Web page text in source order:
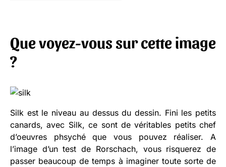
Que voyez-vous sur cette image
?
Silk est le niveau au dessus du dessin. Fini les petits
canards, avec Silk, ce sont de véritables petits chef
d’oeuvres phsyché que vous pouvez réaliser. A
l’image d’un test de Rorschach, vous risquerez de
passer beaucoup de temps à imaginer toute sorte de